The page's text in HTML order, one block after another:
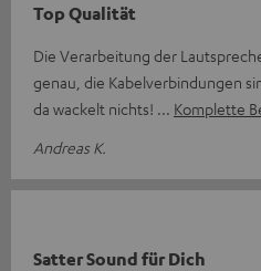
Top Qualität
Die Verarbeitung der
genau, die Kabelverbindungen
da wackelt nichts!
Komplette
Andreas K.
Satter Sound für Dich